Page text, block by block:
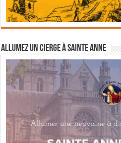
Allumez un cierge à Sainte Anne